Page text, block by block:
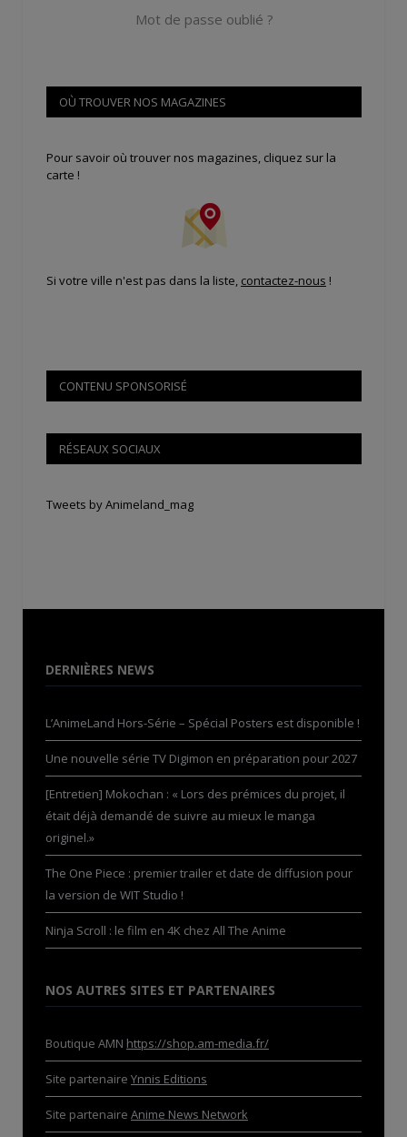
Mot de passe oublié ?
OÙ TROUVER NOS MAGAZINES
Pour savoir où trouver nos magazines, cliquez sur la
carte !
Si votre ville n'est pas dans la liste, contactez-nous !
CONTENU SPONSORISÉ
RÉSEAUX SOCIAUX
Tweets by Animeland_mag
DERNIÈRES NEWS
L’AnimeLand Hors-Série – Spécial Posters est disponible !
Une nouvelle série TV Digimon en préparation pour 2027
[Entretien] Mokochan : « Lors des prémices du projet, il
était déjà demandé de suivre au mieux le manga
originel.»
The One Piece : premier trailer et date de diffusion pour
la version de WIT Studio !
Ninja Scroll : le film en 4K chez All The Anime
NOS AUTRES SITES ET PARTENAIRES
Boutique AMN https://shop.am-media.fr/
Site partenaire Ynnis Editions
Site partenaire Anime News Network